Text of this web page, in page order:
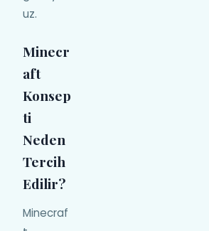
uz.
Minecr
aft
Konsep
ti
Neden
Tercih
Edilir?
Minecraf